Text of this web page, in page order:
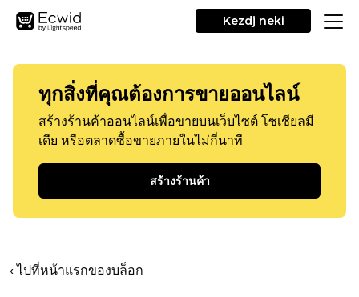
Kezdj neki
ทุกสิ่งที่คุณต้องการขายออนไลน์
สร้างร้านค้าออนไลน์เพื่อขายบนเว็บไซต์ โซเชียลมี
เดีย หรือตลาดซื้อขายภายในไม่กี่นาที
สร้างร้านค้า
‹ ไปที่หน้าแรกของบล็อก